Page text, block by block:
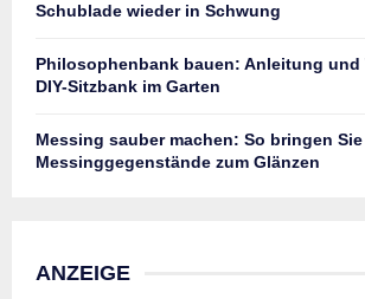
Schublade wieder in Schwung
Philosophenbank bauen: Anleitung
DIY-Sitzbank im Garten
Messing sauber machen: So bringen
Messinggegenstände zum Glänzen
ANZEIGE